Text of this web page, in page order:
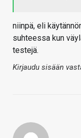
niinpä, eli
suhteessa kun
testejä.
Kirjaudu sisään